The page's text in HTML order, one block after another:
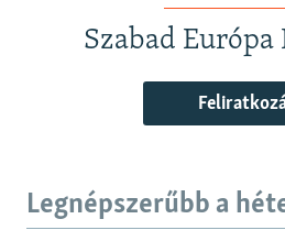
Szabad Európa
Legnépszerűbb a